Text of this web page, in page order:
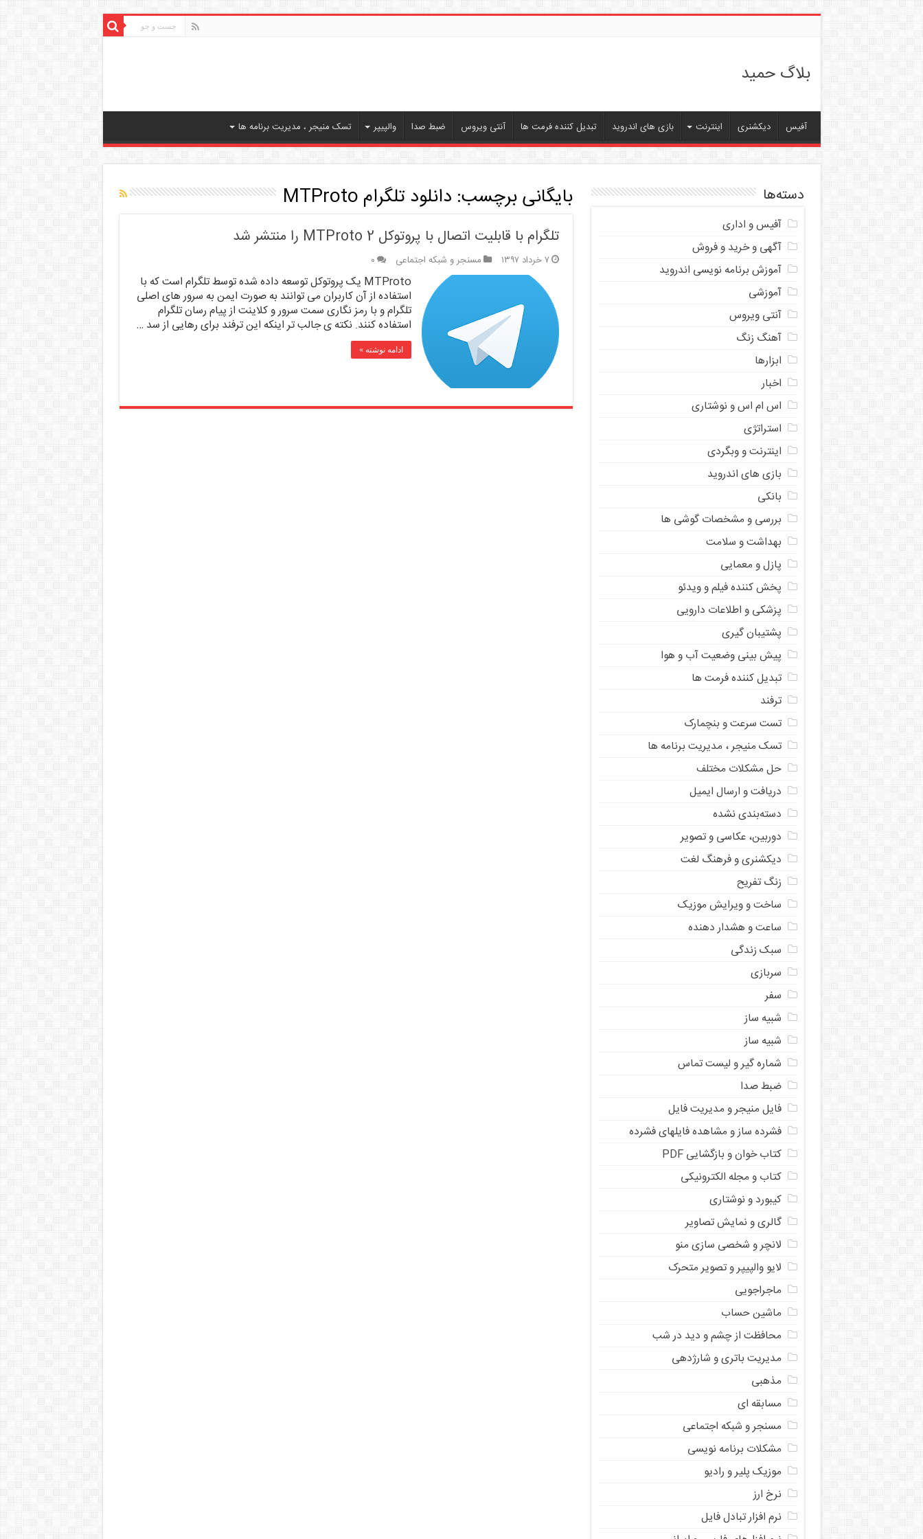
بلاگ حمید
آفیس دیکشنری اینترنت بازی های اندروید تبدیل کننده فرمت ها آنتی ویروس ضبط صدا والپیپر تسک منیجر ، مدیریت برنامه ها
بایگانی برچسب: دانلود تلگرام MTProto
تلگرام با قابلیت اتصال با پروتوکل MTProto 2 را منتشر شد
۷ خرداد ۱۳۹۷ مسنجر و شبکه اجتماعی ۰
MTProto یک پروتوکل توسعه داده شده توسط تلگرام است که با
استفاده از آن کاربران می توانند به صورت ایمن به سرور های اصلی
تلگرام و با رمز نگاری سمت سرور و کلاینت از پیام رسان تلگرام
استفاده کنند. نکته ی جالب تر اینکه این ترفند برای رهایی از سد …
ادامه نوشته »
دسته‌ها
آفیس و اداری
آگهی و خرید و فروش
آموزش برنامه نویسی اندروید
آموزشی
آنتی ویروس
آهنگ زنگ
ابزارها
اخبار
اس ام اس و نوشتاری
استراتژی
اینترنت و وبگردی
بازی های اندروید
بانکی
بررسی و مشخصات گوشی ها
بهداشت و سلامت
پازل و معمایی
پخش کننده فیلم و ویدئو
پزشکی و اطلاعات دارویی
پشتیبان گیری
پیش بینی وضعیت آب و هوا
تبدیل کننده فرمت ها
ترفند
تست سرعت و بنچمارک
تسک منیجر ، مدیریت برنامه ها
حل مشکلات مختلف
دریافت و ارسال ایمیل
دسته‌بندی نشده
دوربین، عکاسی و تصویر
دیکشنری و فرهنگ لغت
زنگ تفریح
ساخت و ویرایش موزیک
ساعت و هشدار دهنده
سبک زندگی
سربازی
سفر
شبیه ساز
شبیه ساز
شماره گیر و لیست تماس
ضبط صدا
فایل منیجر و مدیریت فایل
فشرده ساز و مشاهده فایلهای فشرده
کتاب خوان و بازگشایی PDF
کتاب و مجله الکترونیکی
کیبورد و نوشتاری
گالری و نمایش تصاویر
لانچر و شخصی سازی منو
لایو والپیپر و تصویر متحرک
ماجراجویی
ماشین حساب
محافظت از چشم و دید در شب
مدیریت باتری و شارژدهی
مذهبی
مسابقه ای
مسنجر و شبکه اجتماعی
مشکلات برنامه نویسی
موزیک پلیر و رادیو
نرخ ارز
ﻧﺮﻡ ﺍﻓﺰﺍﺭ ﺗﺒﺎﺩﻝ ﻓﺎﻳﻞ